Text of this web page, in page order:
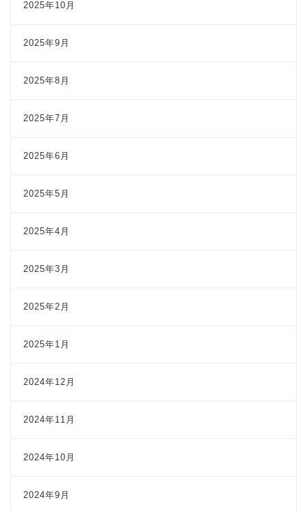
2025年10月
2025年9月
2025年8月
2025年7月
2025年6月
2025年5月
2025年4月
2025年3月
2025年2月
2025年1月
2024年12月
2024年11月
2024年10月
2024年9月